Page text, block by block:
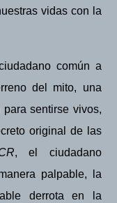
vidas con la
común a
del mito, una
sentirse vivos,
original de las
, el ciudadano
palpable, la
derrota en la